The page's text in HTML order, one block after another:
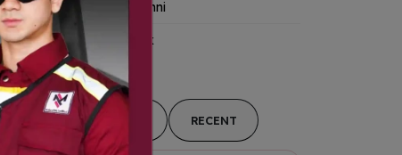
Kanal Alumni
Tips-&-Trik
POPULAR RECENT